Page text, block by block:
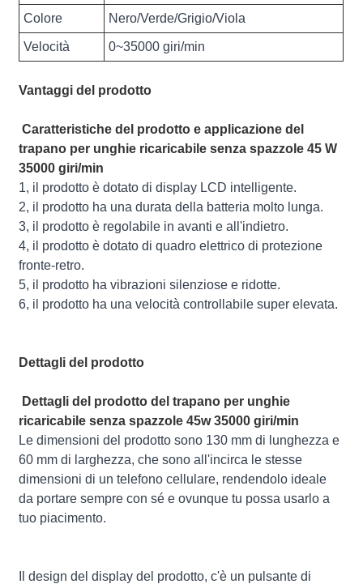
Colore Nero/Verde/Grigio/Viola
Velocità 0~35000 giri/min
Vantaggi del prodotto
Caratteristiche del prodotto e applicazione del
trapano per unghie ricaricabile senza spazzole 45 W
35000 giri/min
1, il prodotto è dotato di display LCD intelligente.
2, il prodotto ha una durata della batteria molto lunga.
3, il prodotto è regolabile in avanti e all'indietro.
4, il prodotto è dotato di quadro elettrico di protezione
fronte-retro.
5, il prodotto ha vibrazioni silenziose e ridotte.
6, il prodotto ha una velocità controllabile super elevata.
Dettagli del prodotto
Dettagli del prodotto del trapano per unghie
ricaricabile senza spazzole 45w 35000 giri/min
Le dimensioni del prodotto sono 130 mm di lunghezza e
60 mm di larghezza, che sono all'incirca le stesse
dimensioni di un telefono cellulare, rendendolo ideale
da portare sempre con sé e ovunque tu possa usarlo a
tuo piacimento.
Il design del display del prodotto, c'è un pulsante di